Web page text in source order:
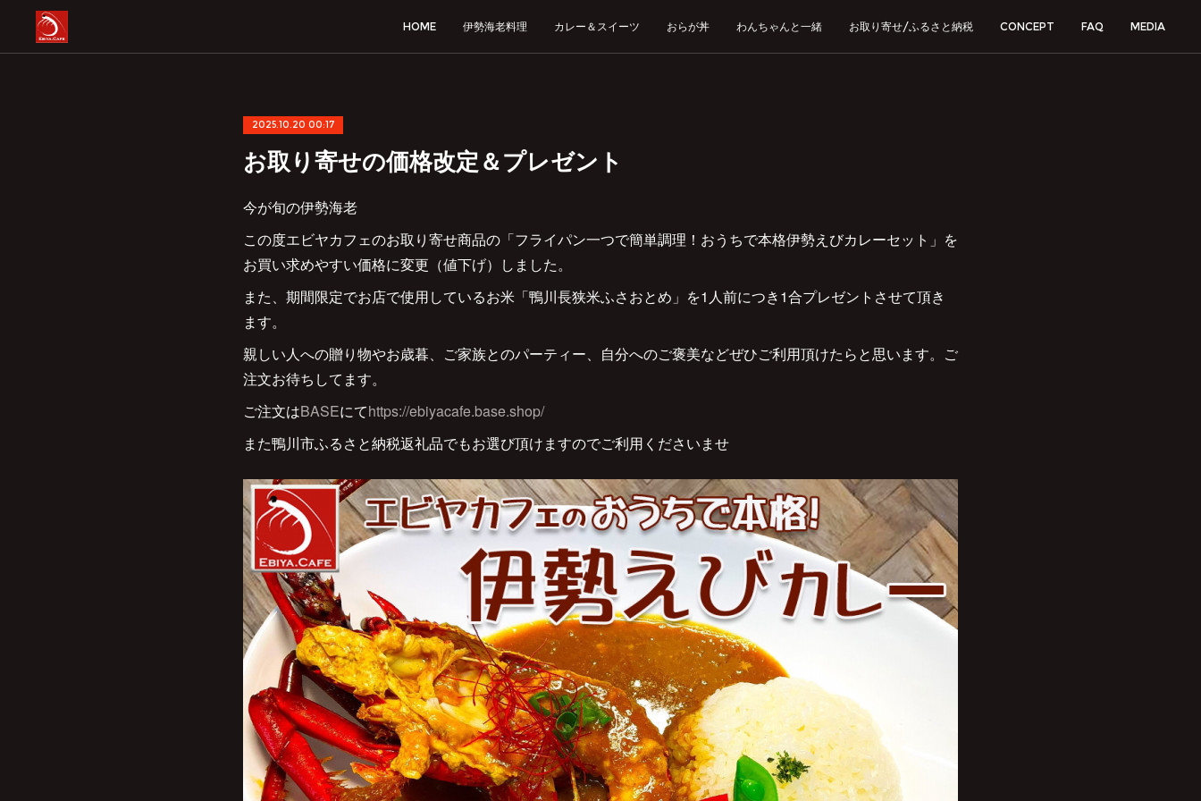
HOME 伊勢海老料理 カレー＆スイーツ おらが丼 わんちゃんと一緒 お取り寄せ/ふるさと納税 CONCEPT FAQ MEDIA
2025.10.20 00:17
お取り寄せの価格改定＆プレゼント
今が旬の伊勢海老
この度エビヤカフェのお取り寄せ商品の「フライパン一つで簡単調理！おうちで本格伊勢えびカレーセット」を
お買い求めやすい価格に変更（値下げ）しました。
また、期間限定でお店で使用しているお米「鴨川長狭米ふさおとめ」を1人前につき1合プレゼントさせて頂き
ます。
親しい人への贈り物やお歳暮、ご家族とのパーティー、自分へのご褒美などぜひご利用頂けたらと思います。ご
注文お待ちしてます。
ご注文はBASEにてhttps://ebiyacafe.base.shop/
また鴨川市ふるさと納税返礼品でもお選び頂けますのでご利用くださいませ